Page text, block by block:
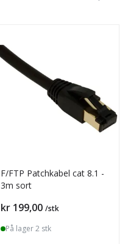
F/FTP Patchkabel cat 8.1 -
3m sort
Pris
kr 199,00 /stk
På lager 2 stk